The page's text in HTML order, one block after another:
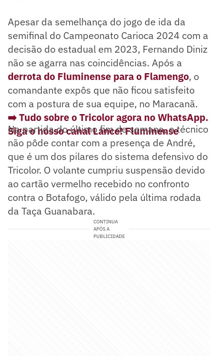
Apesar da semelhança do jogo de ida da
semifinal do Campeonato Carioca 2024 com a
decisão do estadual em 2023, Fernando Diniz
não se agarra nas coincidências. Após a
derrota do Fluminense para o Flamengo, o
comandante expôs que não ficou satisfeito
com a postura de sua equipe, no Maracanã.
➡️ Tudo sobre o Tricolor agora no WhatsApp.
Siga o nosso canal Lance! Fluminense
Na partida do último fim de semana, o técnico
não pôde contar com a presença de André,
que é um dos pilares do sistema defensivo do
Tricolor. O volante cumpriu suspensão devido
ao cartão vermelho recebido no confronto
contra o Botafogo, válido pela última rodada
da Taça Guanabara.
CONTINUA
APÓS A
PUBLICIDADE